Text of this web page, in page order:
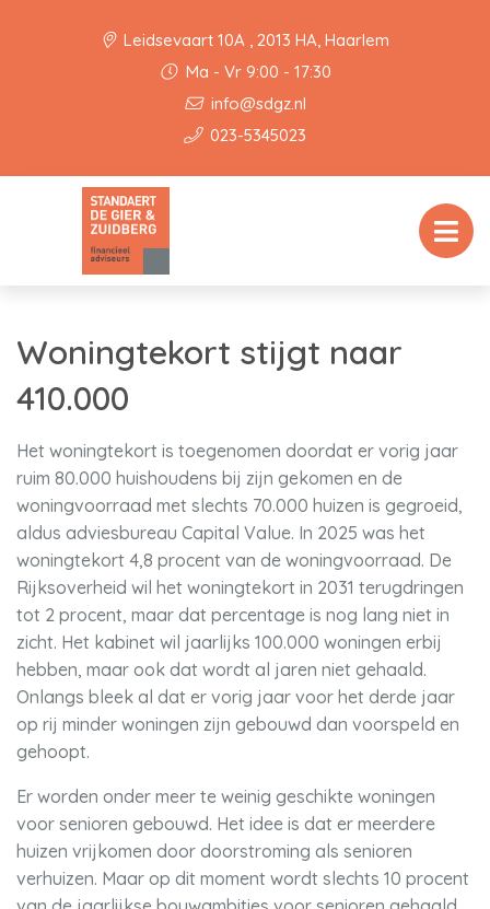
Leidsevaart 10A , 2013 HA, Haarlem
Ma - Vr 9:00 - 17:30
info@sdgz.nl
023-5345023
Woningtekort stijgt naar
410.000
Het woningtekort is toegenomen doordat er vorig jaar
ruim 80.000 huishoudens bij zijn gekomen en de
woningvoorraad met slechts 70.000 huizen is gegroeid,
aldus adviesbureau Capital Value. In 2025 was het
woningtekort 4,8 procent van de woningvoorraad. De
Rijksoverheid wil het woningtekort in 2031 terugdringen
tot 2 procent, maar dat percentage is nog lang niet in
zicht. Het kabinet wil jaarlijks 100.000 woningen erbij
hebben, maar ook dat wordt al jaren niet gehaald.
Onlangs bleek al dat er vorig jaar voor het derde jaar
op rij minder woningen zijn gebouwd dan voorspeld en
gehoopt.
Er worden onder meer te weinig geschikte woningen
voor senioren gebouwd. Het idee is dat er meerdere
huizen vrijkomen door doorstroming als senioren
verhuizen. Maar op dit moment wordt slechts 10 procent